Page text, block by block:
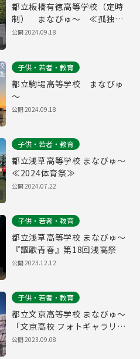
都立板橋有徳高等学校（定時
制） まなびゅ～ ≪孤独の
給食≫
公開2024.09.18
子供・若者・教育
都立駒場高等学校 まなびゅ
～
公開2024.09.18
子供・若者・教育
都立浅草高等学校 まなびゅ～
≪2024体育祭≫
公開2024.07.22
子供・若者・教育
都立浅草高等学校 まなびゅ～
『謳歌青春』第18回浅高祭
公開2023.12.12
子供・若者・教育
都立文京高等学校 まなびゅ～
「文京高校 フォトギャラリ
ー」
公開2023.09.08